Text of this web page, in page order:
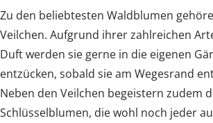
Zu den beliebtesten Waldblumen
Veilchen. Aufgrund ihrer zahlreichen
Duft werden sie gerne in die eigenen
entzücken, sobald sie am Wegesrand
Neben den Veilchen begeistern zudem
Schlüsselblumen, die wohl noch jeder